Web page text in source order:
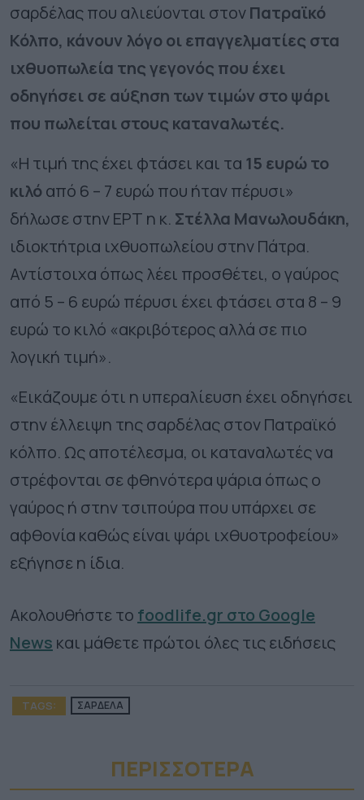
σαρδέλαςπου αλιεύονται στονΠατραϊκό
Κόλπο, κάνουν λόγο οι επαγγελματίες στα
ιχθυοπωλεία της γεγονός που έχει
οδηγήσει σε αύξηση των τιμών στο ψάρι
που πωλείται στους καταναλωτές.
«Η τιμή της έχει φτάσει και τα 15 ευρώ το
κιλόαπό 6 – 7 ευρώ που ήταν πέρυσι»
δήλωσε στην ΕΡΤ η κ. Στέλλα Μανωλουδάκη,
ιδιοκτήτρια ιχθυοπωλείου στην Πάτρα.
Αντίστοιχα όπως λέει προσθέτει, ο γαύρος
από 5 – 6 ευρώ πέρυσι έχει φτάσει στα 8 – 9
ευρώ το κιλό «ακριβότερος αλλά σε πιο
λογική τιμή».
«Εικάζουμε ότι η υπεραλίευση έχει οδηγήσει
στην έλλειψη της σαρδέλας στον Πατραϊκό
κόλπο. Ως αποτέλεσμα, οι καταναλωτές να
στρέφονται σε φθηνότερα ψάρια όπως ο
γαύρος ή στην τσιπούρα που υπάρχει σε
αφθονία καθώς είναι ψάρι ιχθυοτροφείου»
εξήγησε η ίδια.
Ακολουθήστε το foodlife.gr στο Google
News και μάθετε πρώτοι όλες τις ειδήσεις
TAGS: ΣΑΡΔΕΛΑ
ΠΕΡΙΣΣΟΤΕΡA